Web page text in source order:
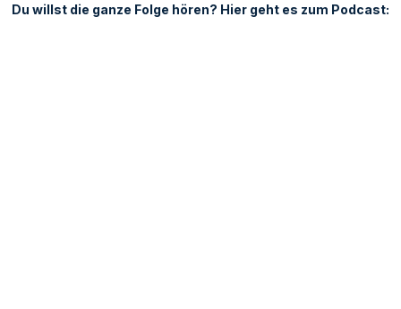
Du willst die ganze Folge hören? Hier geht es zum Podcast: